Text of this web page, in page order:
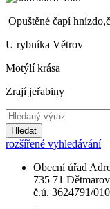
Opuštěné čapí
U rybníka Větrov
Motýlí krása
Zrají jeřabiny
Hledat
rozšířené vyhledávání
Obecní úřad
735 71
č.ú. 3624791/